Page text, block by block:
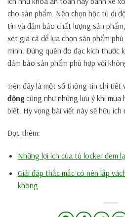
cho sản phẩm. Nên chọn hộc tủ di
tín và đảm bảo chất lượng sản
xét giá cả để lựa chọn sản phẩm
mình. Đừng quên đo đạc kích thước
đảm bảo sản phẩm phù hợp với
Trên đây là một số thông tin chi tiết
động cũng như những lưu ý khi mua
biết. Hy vọng bài viết này sẽ hữu ích
Đọc thêm:
Những lợi ích của tủ locker đem
Giải đáp thắc mắc có nên lắp
không